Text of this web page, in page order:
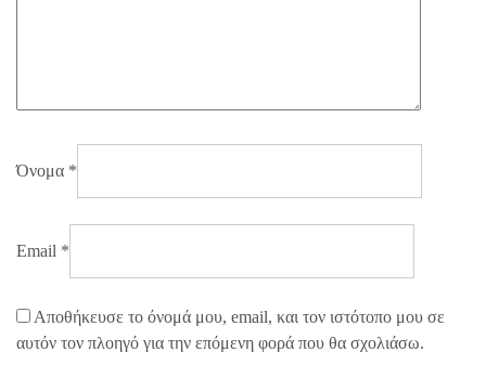
Όνομα *
Email *
Αποθήκευσε το όνομά μου, email, και τον ιστότοπο μου σε
αυτόν τον πλοηγό για την επόμενη φορά που θα σχολιάσω.